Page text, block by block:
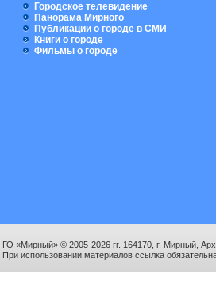
Городское телевидение
Панорама Мирного
Публикации о городе в СМИ
Книги о городе
Фильмы о городе
ГО «Мирный» © 2005-2026 гг. 164170, г. Мирный,
При использовании материалов ссылка